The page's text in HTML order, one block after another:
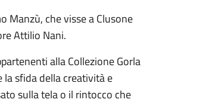
Manzù, che visse a Clusone
Attilio Nani.
alla Collezione Gorla
sfida della creatività e
sulla tela o il rintocco che